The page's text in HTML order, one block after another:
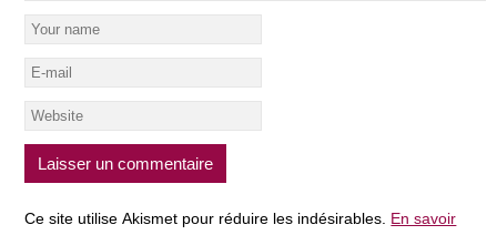
Ce site utilise Akismet pour réduire les indésirables. En savoir